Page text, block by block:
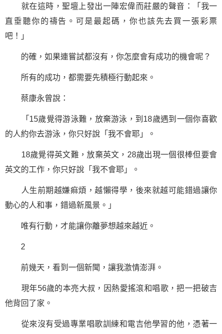
就在這時，聖壇上發出一陣宏偉而莊嚴的聲音：「我一
直垂聽你的禱告。可是最起碼，你也該先去買一張彩票
吧！」
的確，如果連嘗試都沒有，你怎麼會有成功的機會呢？
所有的成功，都需要先積極行動起來。
蔡康永曾說：
「15歲覺得游泳難，放棄游泳，到18歲遇到一個你喜歡
的人約你去游泳，你只好說「我不會耶」。
18歲覺得英文難，放棄英文，28歲出現一個很棒但要會
英文的工作，你只好說「我不會耶」。
人生前期越嫌痲煩，越懶得學，後來就越可能錯過讓你
動心的人和事，錯過新風景。」
唯有行動，才能讓你離夢想越來越近。
2
前幾天，看到一個新聞，讓我激情澎湃。
現年56歲的本亮大叔，因熱愛搖滾和唱歌，把一把破吉
他背回了家。
從來沒有受過專業唱歌訓練和電吉他學習的他，憑著一